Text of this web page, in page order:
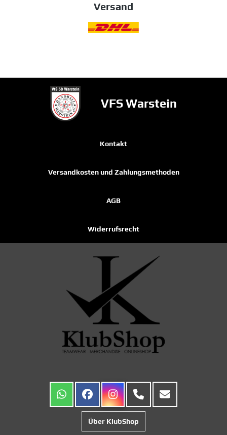
Versand
VFS Warstein
Kontakt
Versandkosten und Zahlungsmethoden
AGB
Widerrufsrecht
Über KlubShop